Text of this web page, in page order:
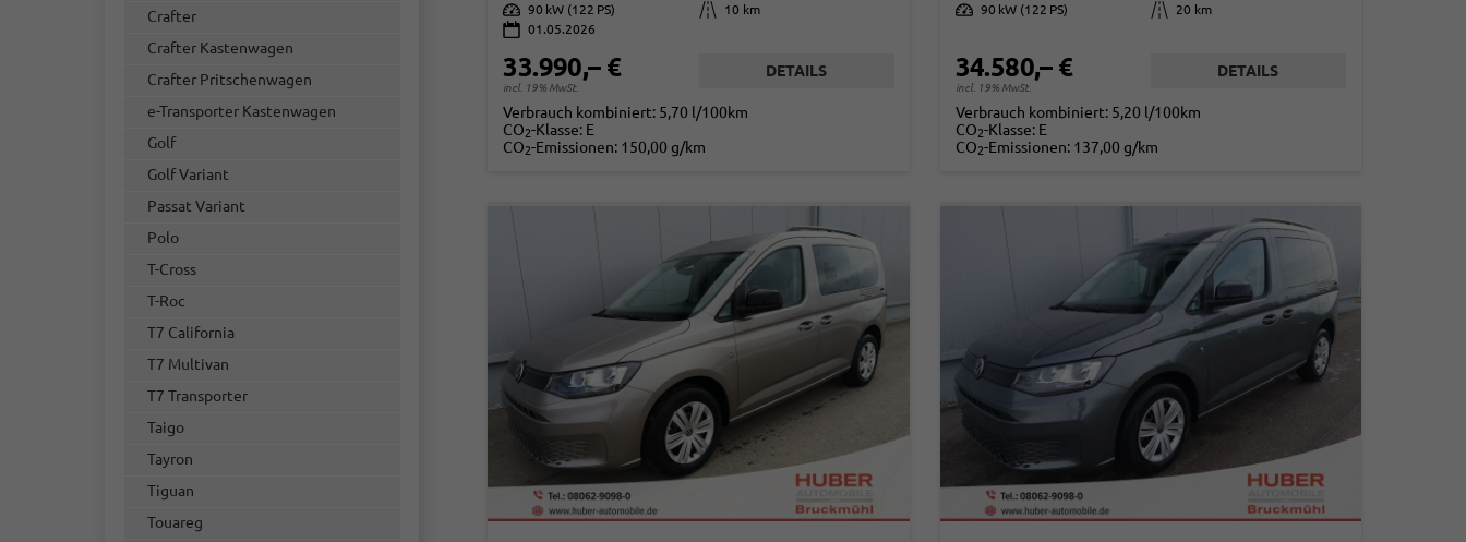
Leistung 90 kW (122 PS) Kilometerstand
10 km
01.05.2026
33.990,– €
incl. 19% MwSt.
DETAILS
Verbrauch kombiniert: 5,70 l/100km
CO2-Klasse: E
CO2-Emissionen: 150,00 g/km
Leistung 90 kW (122 PS) Kilometerstand 20 km
34.580,– €
incl. 19% MwSt.
DETAILS
Verbrauch kombiniert: 5,20 l/100km
CO2-Klasse: E
CO2-Emissionen: 137,00 g/km
Crafter
Crafter Kastenwagen
Crafter Pritschenwagen
e-Transporter Kastenwagen
Golf
Golf Variant
Passat Variant
Polo
T-Cross
T-Roc
T7 California
T7 Multivan
T7 Transporter
Taigo
Tayron
Tiguan
Touareg